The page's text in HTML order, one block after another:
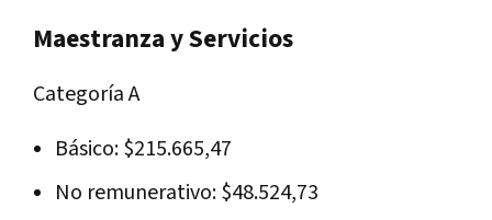
Maestranza y Servicios
Categoría A
Básico: $215.665,47
No remunerativo: $48.524,73